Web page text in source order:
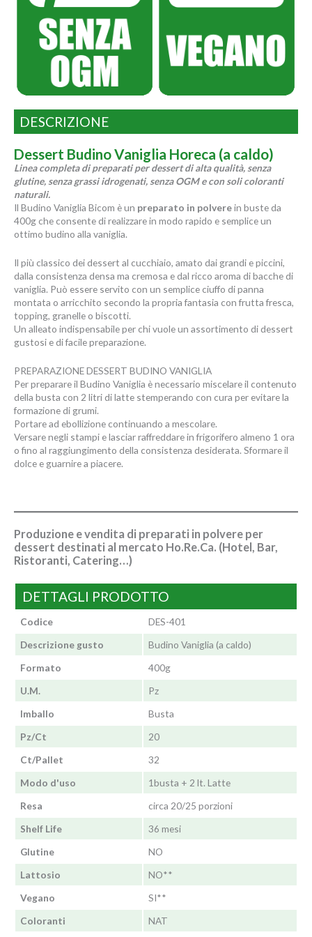
DESCRIZIONE
Dessert Budino Vaniglia Horeca (a caldo)
Linea completa di preparati per dessert di alta qualità, senza
glutine, senza grassi idrogenati, senza OGM e con soli coloranti
naturali.
Il Budino Vaniglia Bicom è un preparato in polverein buste da
400g che consente di realizzare in modo rapido e semplice un
ottimo budino alla vaniglia.
Il più classico dei dessert al cucchiaio, amato dai grandi e piccini,
dalla consistenza densa ma cremosa e dal ricco aroma di bacche di
vaniglia. Può essere servito con un semplice ciuffo di panna
montata o arricchito secondo la propria fantasia con frutta fresca,
topping, granelle o biscotti.
Un alleato indispensabile per chi vuole un assortimento di dessert
gustosi e di facile preparazione.
PREPARAZIONE DESSERT BUDINO VANIGLIA
Per preparare il Budino Vaniglia è necessario miscelare il contenuto
della busta con 2 litri di latte stemperando con cura per evitare la
formazione di grumi.
Portare ad ebollizione continuando a mescolare.
Versare negli stampi e lasciar raffreddare in frigorifero almeno 1 ora
o fino al raggiungimento della consistenza desiderata. Sformare il
dolce e guarnire a piacere.
Produzione e vendita di preparati in polvere per
dessert destinati al mercato Ho.Re.Ca. (Hotel, Bar,
Ristoranti, Catering…)
DETTAGLI PRODOTTO
Codice
DES-401
Descrizione gusto
Budino Vaniglia (a caldo)
Formato
400g
U.M.
Pz
Imballo
Busta
Pz/Ct
20
Ct/Pallet
32
Modo d'uso
1busta + 2 lt. Latte
Resa
circa 20/25 porzioni
Shelf Life
36 mesi
Glutine
NO
Lattosio
NO**
Vegano
SI**
Coloranti
NAT